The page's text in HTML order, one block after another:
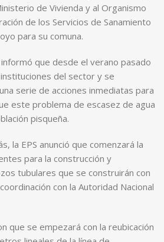
de Vivienda y al Organismo
de los Servicios de Sanamiento
para su comuna.
que desde el verano pasado
del sector y se
serie de acciones inmediatas para
este problema de escasez de agua
pisqueña.
la EPS anunció que comenzará la
para la construcción y
tubulares que se construirán con
con la Autoridad Nacional
que se empezará con la reubicación